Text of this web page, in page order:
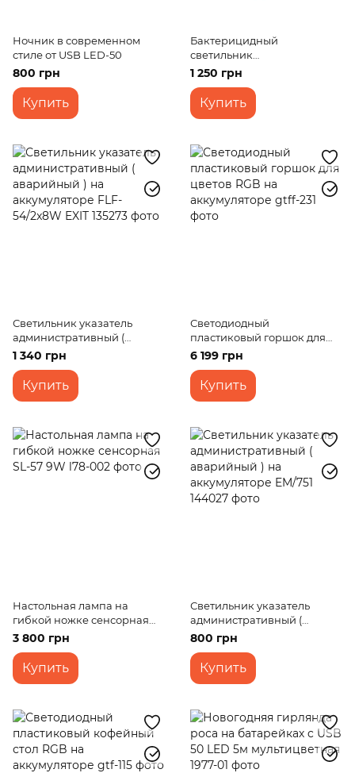
Ночник в современном
стиле от USB LED-50
800 грн
Купить
Бактерицидный
светильник
аккумуляторный FLF-
49/2,5W BK USB
1 250 грн
Купить
Светильник указатель
административный (
аварийный ) на
аккумуляторе FLF-54/2x8W
EXIT
1 340 грн
Купить
Светодиодный
пластиковый горшок для
цветов RGB на
аккумуляторе
6 199 грн
Купить
Настольная лампа на
гибкой ножке сенсорная
SL-57 9W
3 800 грн
Купить
Светильник указатель
административный (
аварийный ) на
аккумуляторе EM/751
800 грн
Купить